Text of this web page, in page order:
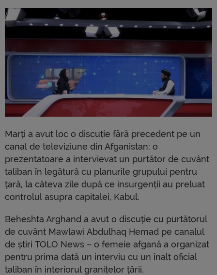
Marți a avut loc o discuție fără precedent pe un
canal de televiziune din Afganistan: o
prezentatoare a intervievat un purtător de cuvânt
taliban în legătură cu planurile grupului pentru
țară, la câteva zile după ce insurgenții au preluat
controlul asupra capitalei, Kabul.
Beheshta Arghand a avut o discuție cu purtătorul
de cuvânt Mawlawi Abdulhaq Hemad pe canalul
de știri TOLO News – o femeie afgană a organizat
pentru prima dată un interviu cu un înalt oficial
taliban în interiorul granițelor țării.